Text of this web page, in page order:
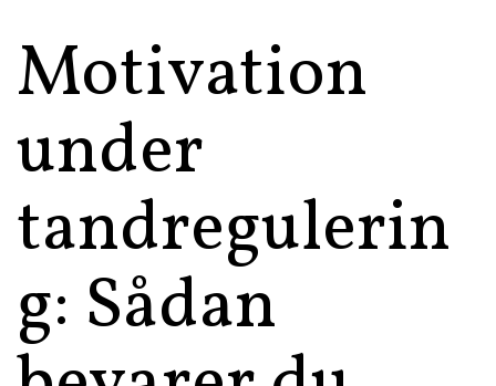
Motivation
under
tandregulerin
g: Sådan